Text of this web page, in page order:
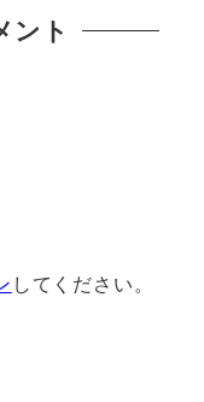
ント
してください。